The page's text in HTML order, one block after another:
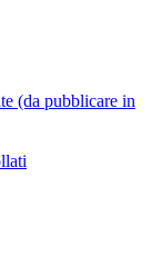
(da pubblicare in